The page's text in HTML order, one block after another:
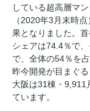
している超高層マ
（2020年3月末時
果となりました。
シェアは74.4％で
で、全体の54％を
昨今開発が目まぐ
大阪は31棟・9,911
ています。